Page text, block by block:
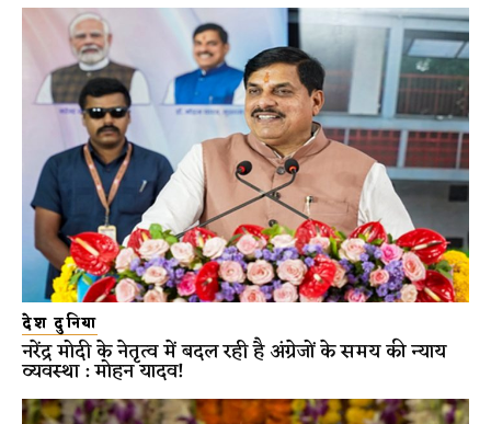
देश दुनिया
नरेंद्र मोदी के नेतृत्व में बदल रही है अंग्रेजों के समय की न्याय
व्यवस्था : मोहन यादव!